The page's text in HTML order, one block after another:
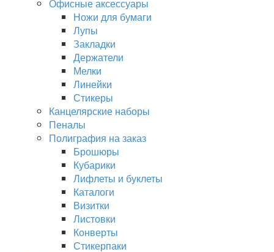
Офисные аксессуары
Ножи для бумаги
Лупы
Закладки
Держатели
Мелки
Линейки
Стикеры
Канцелярские наборы
Пеналы
Полиграфия на заказ
Брошюры
Кубарики
Лифлеты и буклеты
Каталоги
Визитки
Листовки
Конверты
Стикерпаки